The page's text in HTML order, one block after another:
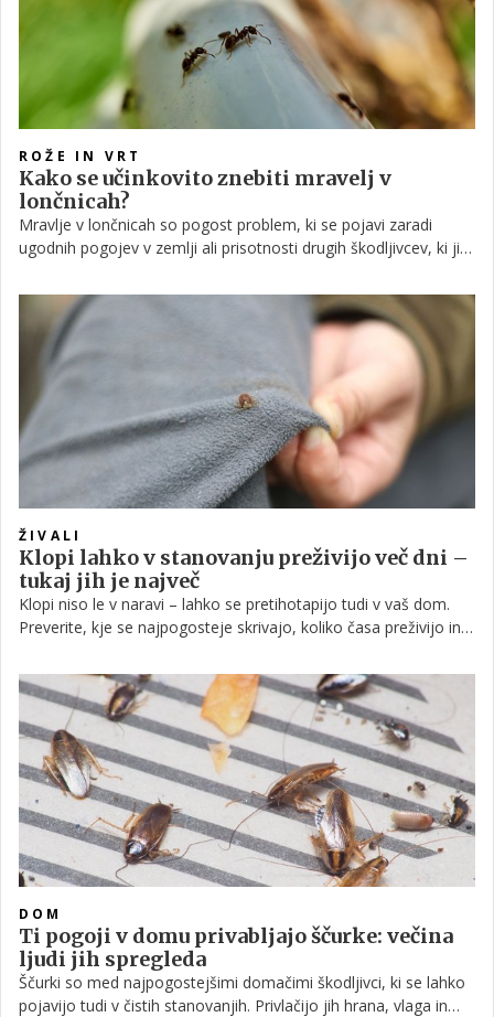
ROŽE IN VRT
Kako se učinkovito znebiti mravelj v
lončnicah?
Mravlje v lončnicah so pogost problem, ki se pojavi zaradi
ugodnih pogojev v zemlji ali prisotnosti drugih škodljivcev, ki jih
ŽIVALI
Klopi lahko v stanovanju preživijo več dni –
tukaj jih je največ
Klopi niso le v naravi – lahko se pretihotapijo tudi v vaš dom.
Preverite, kje se najpogosteje skrivajo, koliko časa preživijo in
DOM
Ti pogoji v domu privabljajo ščurke: večina
ljudi jih spregleda
Ščurki so med najpogostejšimi domačimi škodljivci, ki se lahko
pojavijo tudi v čistih stanovanjih. Privlačijo jih hrana, vlaga in